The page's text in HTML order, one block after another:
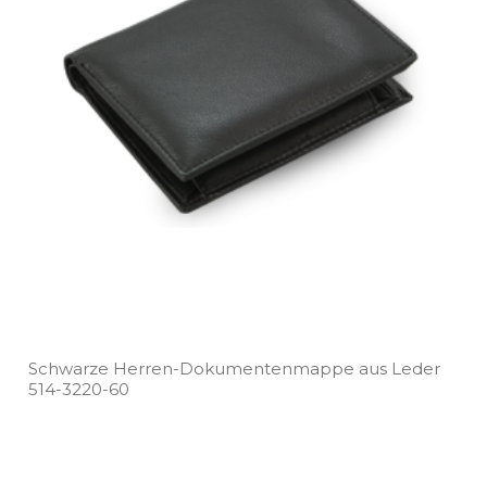
Schwarze Herren­-Dokumentenmappe aus Leder
514­-3220­-60